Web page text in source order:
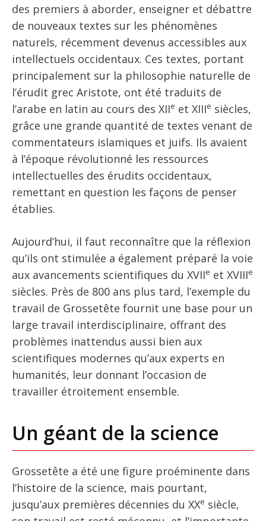
des premiers à aborder, enseigner et débattre
de nouveaux textes sur les phénomènes
naturels, récemment devenus accessibles aux
intellectuels occidentaux. Ces textes, portant
principalement sur la philosophie naturelle de
l’érudit grec Aristote, ont été traduits de
l’arabe en latin au cours des XIIe et XIIIe siècles,
grâce une grande quantité de textes venant de
commentateurs islamiques et juifs. Ils avaient
à l’époque révolutionné les ressources
intellectuelles des érudits occidentaux,
remettant en question les façons de penser
établies.
Aujourd’hui, il faut reconnaître que la réflexion
qu’ils ont stimulée a également préparé la voie
aux avancements scientifiques du XVIIe et XVIIIe
siècles. Près de 800 ans plus tard, l’exemple du
travail de Grossetête fournit une base pour un
large travail interdisciplinaire, offrant des
problèmes inattendus aussi bien aux
scientifiques modernes qu’aux experts en
humanités, leur donnant l’occasion de
travailler étroitement ensemble.
Un géant de la science
Grossetête a été une figure proéminente dans
l’histoire de la science, mais pourtant,
jusqu’aux premières décennies du XXe siècle,